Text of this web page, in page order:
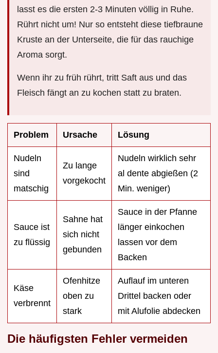
lasst es die ersten 2-3 Minuten völlig in Ruhe.
Rührt nicht um! Nur so entsteht diese tiefbraune
Kruste an der Unterseite, die für das rauchige
Aroma sorgt.
Wenn ihr zu früh rührt, tritt Saft aus und das
Fleisch fängt an zu kochen statt zu braten.
Problem Ursache Lösung
Nudeln
sind
matschig
Zu lange
vorgekocht
Nudeln wirklich sehr
al dente abgießen (2
Min. weniger)
Sauce ist
zu flüssig
Sahne hat
sich nicht
gebunden
Sauce in der Pfanne
länger einkochen
lassen vor dem
Backen
Käse
verbrennt
Ofenhitze
oben zu
stark
Auflauf im unteren
Drittel backen oder
mit Alufolie abdecken
Die häufigsten Fehler vermeiden